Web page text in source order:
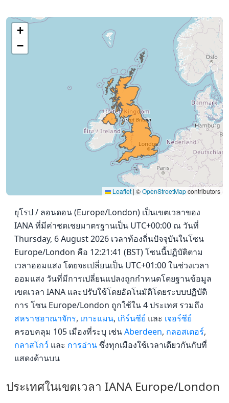
+
−
Leaflet | ©OpenStreetMapcontributors
ยุโรป / ลอนดอน (Europe/London) เป็นเขตเวลาของ
IANA ที่มีค่าชดเชยมาตรฐานเป็น UTC+00:00 ณ วันที่
Thursday, 6 August 2026 เวลาท้องถิ่นปัจจุบันในโซน
Europe/London คือ 12:21:41 (BST) โซนนี้ปฏิบัติตาม
เวลาออมแสง โดยจะเปลี่ยนเป็น UTC+01:00 ในช่วงเวลา
ออมแสง วันที่มีการเปลี่ยนแปลงถูกกำหนดโดยฐานข้อมูล
เขตเวลา IANA และปรับใช้โดยอัตโนมัติโดยระบบปฏิบัติ
การ โซน Europe/London ถูกใช้ใน 4 ประเทศ รวมถึง
สหราชอาณาจักร, เกาะแมน, เกิร์นซีย์ และ เจอร์ซีย์
ครอบคลุม 105 เมืองที่ระบุ เช่นAberdeen, กลอสเตอร์,
กลาสโกว์ และ การอ่านซึ่งทุกเมืองใช้เวลาเดียวกันกับที่
แสดงด้านบน
ประเทศในเขตเวลา IANA Europe/London